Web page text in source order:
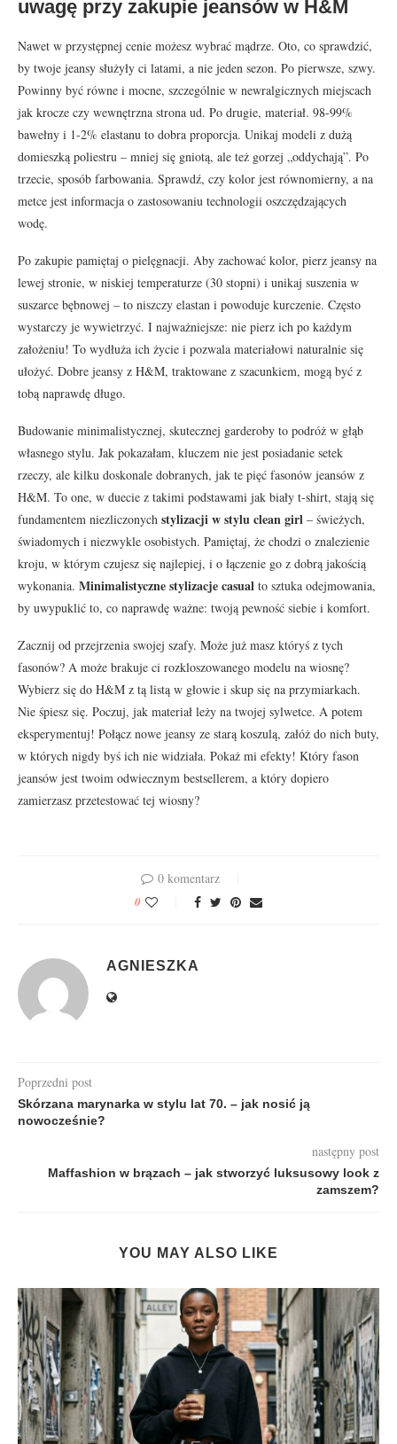
uwagę przy zakupie jeansów w H&M
Nawet w przystępnej cenie możesz wybrać mądrze. Oto, co sprawdzić,
by twoje jeansy służyły ci latami, a nie jeden sezon. Po pierwsze, szwy.
Powinny być równe i mocne, szczególnie w newralgicznych miejscach
jak krocze czy wewnętrzna strona ud. Po drugie, materiał. 98-99%
bawełny i 1-2% elastanu to dobra proporcja. Unikaj modeli z dużą
domieszką poliestru – mniej się gniotą, ale też gorzej „oddychają”. Po
trzecie, sposób farbowania. Sprawdź, czy kolor jest równomierny, a na
metce jest informacja o zastosowaniu technologii oszczędzających
wodę.
Po zakupie pamiętaj o pielęgnacji. Aby zachować kolor, pierz jeansy na
lewej stronie, w niskiej temperaturze (30 stopni) i unikaj suszenia w
suszarce bębnowej – to niszczy elastan i powoduje kurczenie. Często
wystarczy je wywietrzyć. I najważniejsze: nie pierz ich po każdym
założeniu! To wydłuża ich życie i pozwala materiałowi naturalnie się
ułożyć. Dobre jeansy z H&M, traktowane z szacunkiem, mogą być z
tobą naprawdę długo.
Budowanie minimalistycznej, skutecznej garderoby to podróż w głąb
własnego stylu. Jak pokazałam, kluczem nie jest posiadanie setek
rzeczy, ale kilku doskonale dobranych, jak te pięć fasonów jeansów z
H&M. To one, w duecie z takimi podstawami jak biały t-shirt, stają się
fundamentem niezliczonych stylizacji w stylu clean girl – świeżych,
świadomych i niezwykle osobistych. Pamiętaj, że chodzi o znalezienie
kroju, w którym czujesz się najlepiej, i o łączenie go z dobrą jakością
wykonania. Minimalistyczne stylizacje casual to sztuka odejmowania,
by uwypuklić to, co naprawdę ważne: twoją pewność siebie i komfort.
Zacznij od przejrzenia swojej szafy. Może już masz któryś z tych
fasonów? A może brakuje ci rozkloszowanego modelu na wiosnę?
Wybierz się do H&M z tą listą w głowie i skup się na przymiarkach.
Nie śpiesz się. Poczuj, jak materiał leży na twojej sylwetce. A potem
eksperymentuj! Połącz nowe jeansy ze starą koszulą, załóż do nich buty,
w których nigdy byś ich nie widziała. Pokaż mi efekty! Który fason
jeansów jest twoim odwiecznym bestsellerem, a który dopiero
zamierzasz przetestować tej wiosny?
0 komentarz
0
AGNIESZKA
Poprzedni post
Skórzana marynarka w stylu lat 70. – jak nosić ją
nowocześnie?
następny post
Maffashion w brązach – jak stworzyć luksusowy look z
zamszem?
YOU MAY ALSO LIKE